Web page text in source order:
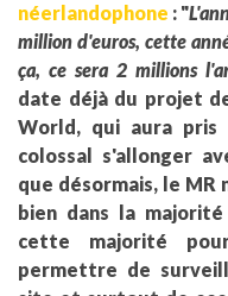
néerlandophone : "
million d'euros, cette
ça, ce sera 2 millions
date déjà du projet
World, qui aura pris
colossal s'allonger
que désormais, le MR
bien dans la
cette majorité
permettre de